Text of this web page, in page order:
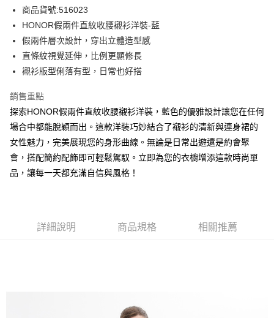
Apple Pay
街口支付
悠遊付
Google Pay
ATM付款
運送方式
全家取貨付款 -訂單滿 $2000 元即享免運服務，未滿則另收
$80 元物流費用。
每筆NT$80，滿NT$2,000(含以上)免運費
每筆NT$80，滿NT$2,000(含以上)免運費
7-11付款後取貨-訂單滿 $2000 元即享免運服務-未滿則另收
商品貨號:516023
HONOR假兩件直紋收腰襯衫洋裝-藍
假兩件層次設計，穿出立體造型感
直條紋視覺延伸，比例更顯修長
襯衫版型俐落有型，日常也好搭
銷售重點
探索HONOR假兩件直紋收腰襯衫洋裝，藍色的優雅設計讓您在任何
場合中都能脫穎而出。這款洋裝巧妙結合了襯衫的清新與連身裙的
女性魅力，完美展現您的身形曲線。無論是日常出遊還是約會聚
會，搭配簡約配飾即可輕鬆駕馭。立即為您的衣櫥增添這款時尚單
品，讓每一天都充滿自信與風格！
詳細說明 商品規格 相關推薦